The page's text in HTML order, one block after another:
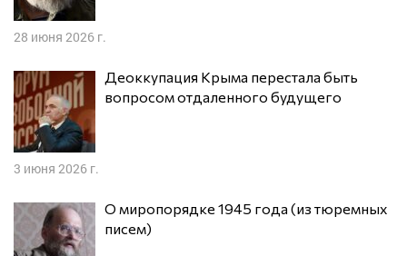
28 июня 2026 г.
Деоккупация Крыма перестала быть
вопросом отдаленного будущего
3 июня 2026 г.
О миропорядке 1945 года (из тюремных
писем)